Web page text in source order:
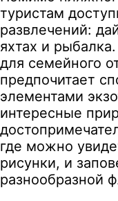
туристам
развлечений:
яхтах и
для семейного
предпочитает
элементами
интересные
где можно
рисунки, и
разнообразной